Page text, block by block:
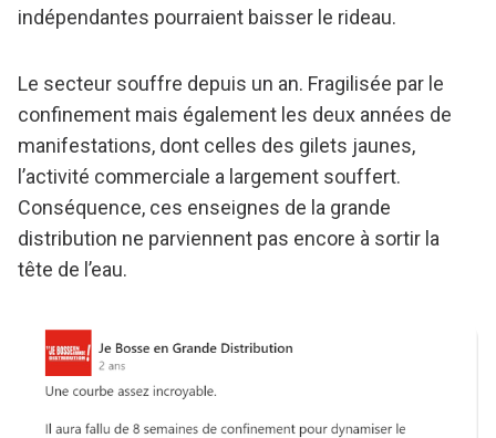
indépendantes pourraient baisser le rideau.
Le secteur souffre depuis un an. Fragilisée par le
confinement mais également les deux années de
manifestations, dont celles des gilets jaunes,
l’activité commerciale a largement souffert.
Conséquence, ces enseignes de la grande
distribution ne parviennent pas encore à sortir la
tête de l’eau.